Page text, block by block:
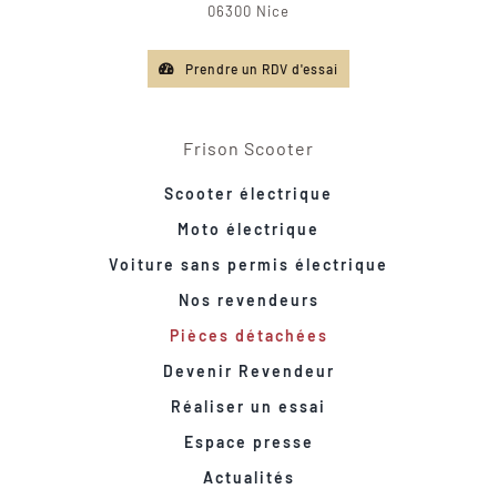
06300 Nice
Prendre un RDV d'essai
Frison Scooter
Scooter électrique
Moto électrique
Voiture sans permis électrique
Nos revendeurs
Pièces détachées
Devenir Revendeur
Réaliser un essai
Espace presse
Actualités